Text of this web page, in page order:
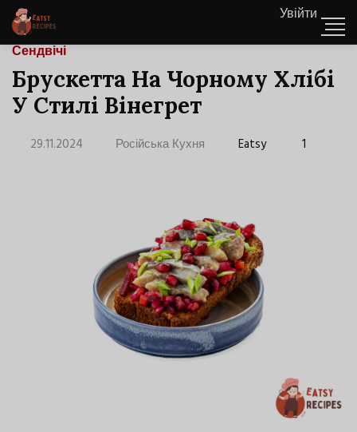
Увійти
Сендвічі
Брускетта На Чорному Хлібі
У Стилі Вінегрет
29.11.2024 Російська Кухня Eatsy 1